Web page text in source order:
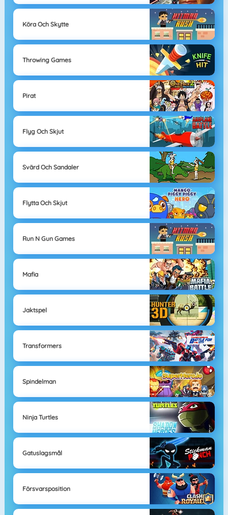
Köra Och Skytte
Throwing Games
Pirat
Flyg Och Skjut
Svärd Och Sandaler
Flytta Och Skjut
Run N Gun Games
Mafia
Jaktspel
Transformers
Spindelman
Ninja Turtles
Gatuslagsmål
Försvarsposition